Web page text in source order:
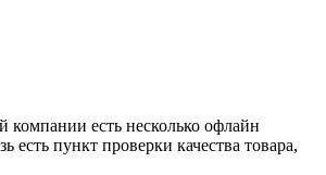
компании есть несколько офлайн
пункт проверки качества товара,